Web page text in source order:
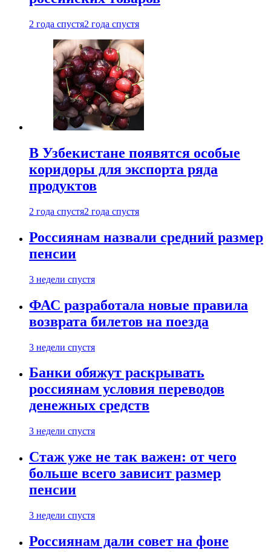
2 года спустя2 года спустя
В Узбекистане появятся особые
коридоры для экспорта ряда
продуктов
2 года спустя2 года спустя
Россиянам назвали средний размер
пенсии
3 недели спустя
ФАС разработала новые правила
возврата билетов на поезда
3 недели спустя
Банки обяжут раскрывать
россиянам условия переводов
денежных средств
3 недели спустя
Стаж уже не так важен: от чего
больше всего зависит размер
пенсии
3 недели спустя
Россиянам дали совет на фоне